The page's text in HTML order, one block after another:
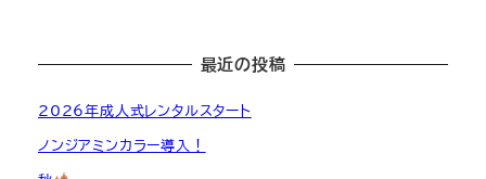
最近の投稿
2026年成人式レンタルスタート
ノンジアミンカラー導入！